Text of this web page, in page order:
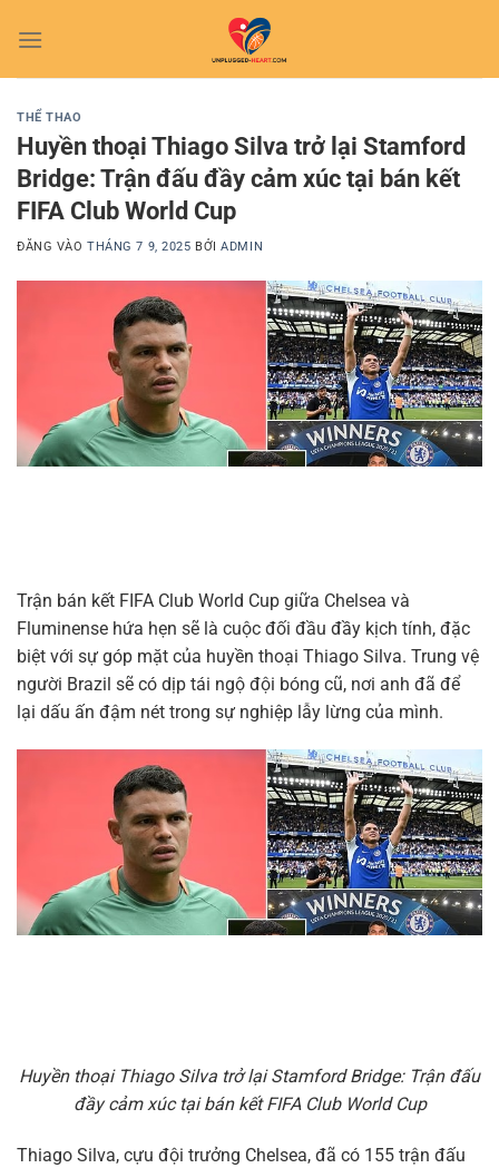
qua
THỂ THAO
Huyền thoại Thiago Silva trở lại Stamford
Bridge: Trận đấu đầy cảm xúc tại bán kết
FIFA Club World Cup
ĐĂNG VÀOTHÁNG 7 9, 2025 BỞIADMIN
Trận bán kết FIFA Club World Cup giữa Chelsea và
Fluminense hứa hẹn sẽ là cuộc đối đầu đầy kịch tính, đặc
biệt với sự góp mặt của huyền thoại Thiago Silva. Trung vệ
người Brazil sẽ có dịp tái ngộ đội bóng cũ, nơi anh đã để
lại dấu ấn đậm nét trong sự nghiệp lẫy lừng của mình.
Huyền thoại Thiago Silva trở lại Stamford Bridge: Trận đấu
đầy cảm xúc tại bán kết FIFA Club World Cup
Thiago Silva, cựu đội trưởng Chelsea, đã có 155 trận đấu